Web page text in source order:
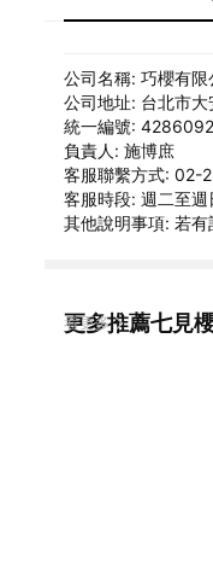
公司名稱: 巧櫻有限
公司地址: 台北市
統一編號:
負責人: 施博庶
客服聯繫方式: 02-
客服時段: 週二至
其他說明事項: 若
更多推薦七見
看更多